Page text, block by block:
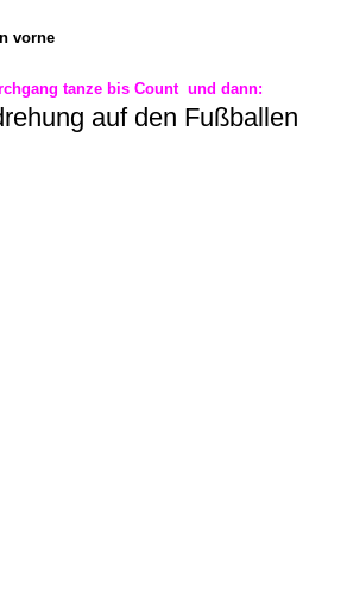
vorne
tanze bis Count und dann:
auf den Fußballen